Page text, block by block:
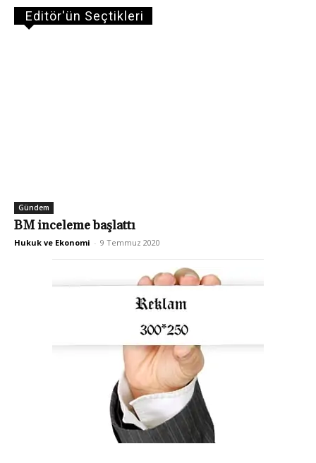
Editör'ün Seçtikleri
Gündem
BM inceleme başlattı
Hukuk ve Ekonomi - 9 Temmuz 2020